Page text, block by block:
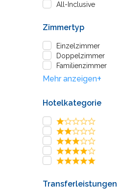
All-Inclusive
Zimmertyp
Einzelzimmer
Doppelzimmer
Familienzimmer
Mehr anzeigen+
Hotelkategorie
Transferleistungen